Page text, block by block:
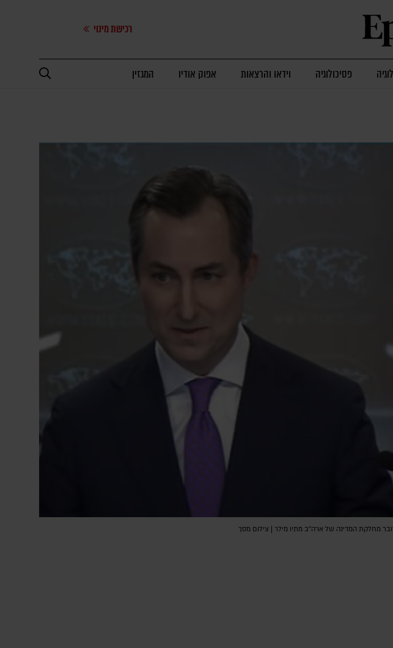
רכישת מינוי
פסיכולוגיה וידאו והרצאות אפוק אודיו המגזין
מחלקת המדינה של ארה''ב מתיו מילר | צילום מסך